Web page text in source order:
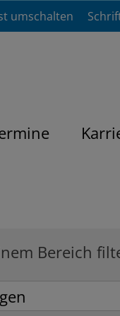
umschalten
Bereich